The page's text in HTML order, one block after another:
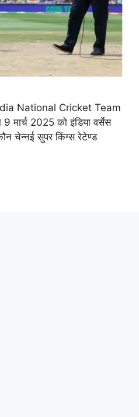
National Cricket Team
2025 को इंडिया वर्सेस
चेन्नई सुपर किंग्स रेटेण्ड